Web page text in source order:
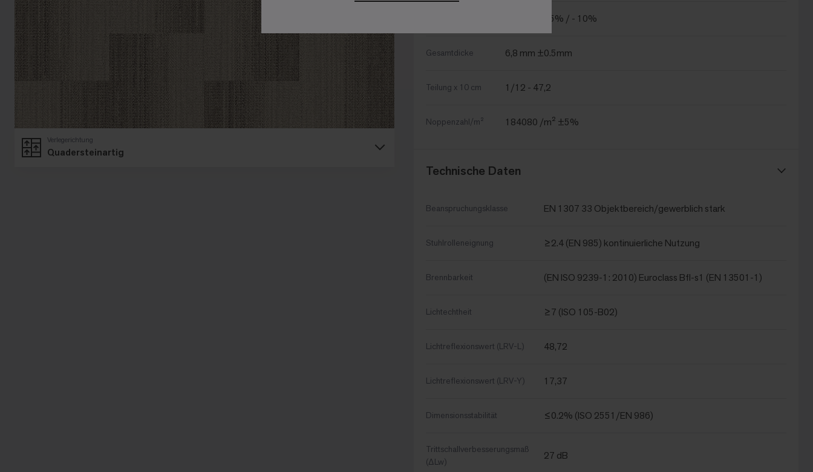
Quadersteinartig
Verlegerichtung
3,1 mm +15% / - 10%
Gesamtdicke 6,8 mm ±0.5mm
Teilung x 10 cm 1/12 - 47,2
Noppenzahl/m² 184080 /m² ±5%
Technische Daten
Beanspruchungsklasse EN 1307 33 Objektbereich/gewerblich stark
Stuhlrolleneignung ≥2.4 (EN 985) kontinuierliche Nutzung
Brennbarkeit (EN ISO 9239-1: 2010) Euroclass Bfl-s1 (EN 13501-1)
Lichtechtheit ≥7 (ISO 105-B02)
Lichtreflexionswert (LRV-L) 48,72
Lichtreflexionswert (LRV-Y) 17,37
Dimensionsstabilität ≤0.2% (ISO 2551/EN 986)
Trittschallverbesserungsmaß
(ΔLw)
27 dB